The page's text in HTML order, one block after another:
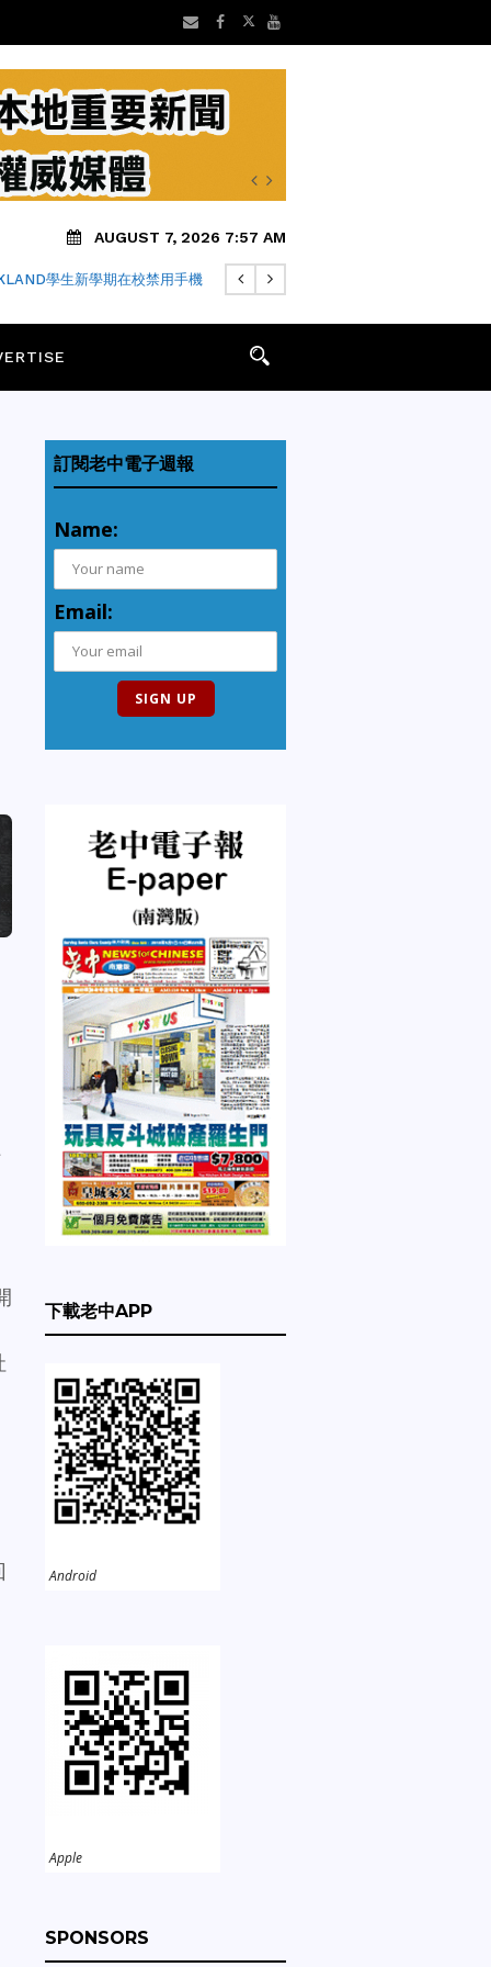
AUGUST 7, 2026 7:57 AM
學生新學期在校禁用手機
訂閱老中電子週報
Name:
Email:
下載老中APP
Android
Apple
SPONSORS